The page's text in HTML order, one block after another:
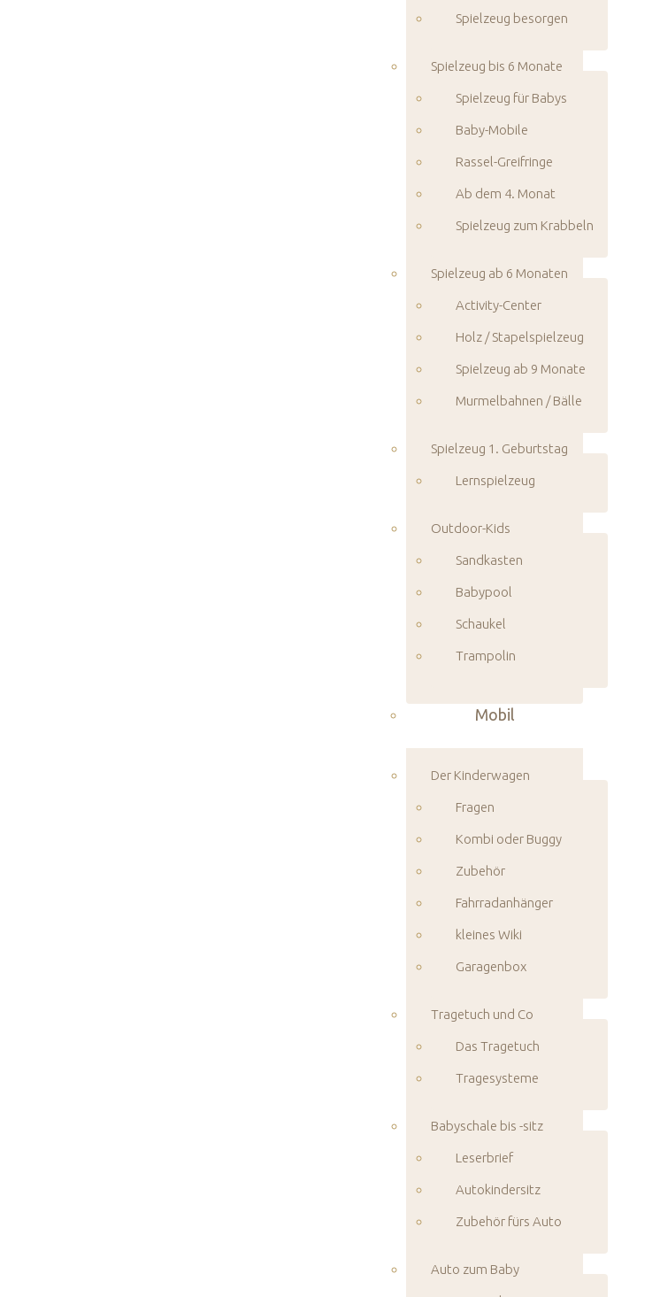
Spielzeug besorgen
Spielzeug bis 6 Monate
Spielzeug für Babys
Baby-Mobile
Rassel-Greifringe
Ab dem 4. Monat
Spielzeug zum Krabbeln
Spielzeug ab 6 Monaten
Activity-Center
Holz / Stapelspielzeug
Spielzeug ab 9 Monate
Murmelbahnen / Bälle
Spielzeug 1. Geburtstag
Lernspielzeug
Outdoor-Kids
Sandkasten
Babypool
Schaukel
Trampolin
Mobil
Der Kinderwagen
Fragen
Kombi oder Buggy
Zubehör
Fahrradanhänger
kleines Wiki
Garagenbox
Tragetuch und Co
Das Tragetuch
Tragesysteme
Babyschale bis -sitz
Leserbrief
Autokindersitz
Zubehör fürs Auto
Auto zum Baby